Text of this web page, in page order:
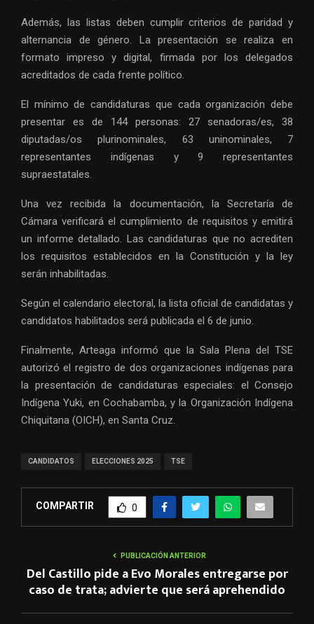
Además, las listas deben cumplir criterios de paridad y
alternancia de género. La presentación se realiza en
formato impreso y digital, firmada por los delegados
acreditados de cada frente político.
El mínimo de candidaturas que cada organización debe
presentar es de 144 personas: 27 senadoras/es, 38
diputadas/os plurinominales, 63 uninominales, 7
representantes indígenas y 9 representantes
supraestatales.
Una vez recibida la documentación, la Secretaría de
Cámara verificará el cumplimiento de requisitos y emitirá
un informe detallado. Las candidaturas que no acrediten
los requisitos establecidos en la Constitución y la ley
serán inhabilitadas.
Según el calendario electoral, la lista oficial de candidatas y
candidatos habilitados será publicada el 6 de junio.
Finalmente, Arteaga informó que la Sala Plena del TSE
autorizó el registro de dos organizaciones indígenas para
la presentación de candidaturas especiales: el Consejo
Indígena Yuki, en Cochabamba, y la Organización Indígena
Chiquitana (OICH), en Santa Cruz.
CANDIDATOS ELECCIONES 2025 TSE
COMPARTIR 0
PUBLICACIÓN ANTERIOR
Del Castillo pide a Evo Morales entregarse por
caso de trata; advierte que será aprehendido